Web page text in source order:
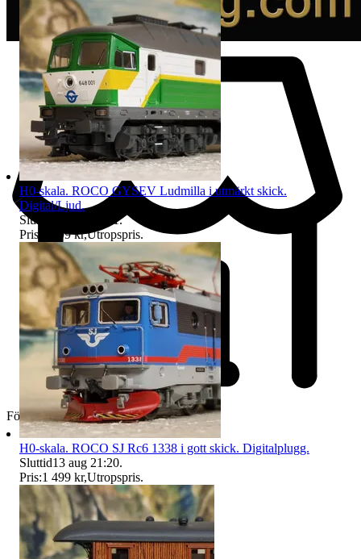
Företag
H0-skala. ROCO GYSEV Ludmilla i utmärkt skick.
Digital/Ljud.
Sluttid
13 aug 21:21.
Pris:
1 799 kr,Utropspris.
H0-skala. ROCO SJ Rc6 1338 i gott skick. Digitalplugg.
Sluttid13 aug 21:20.
Pris:1 499 kr,Utropspris.